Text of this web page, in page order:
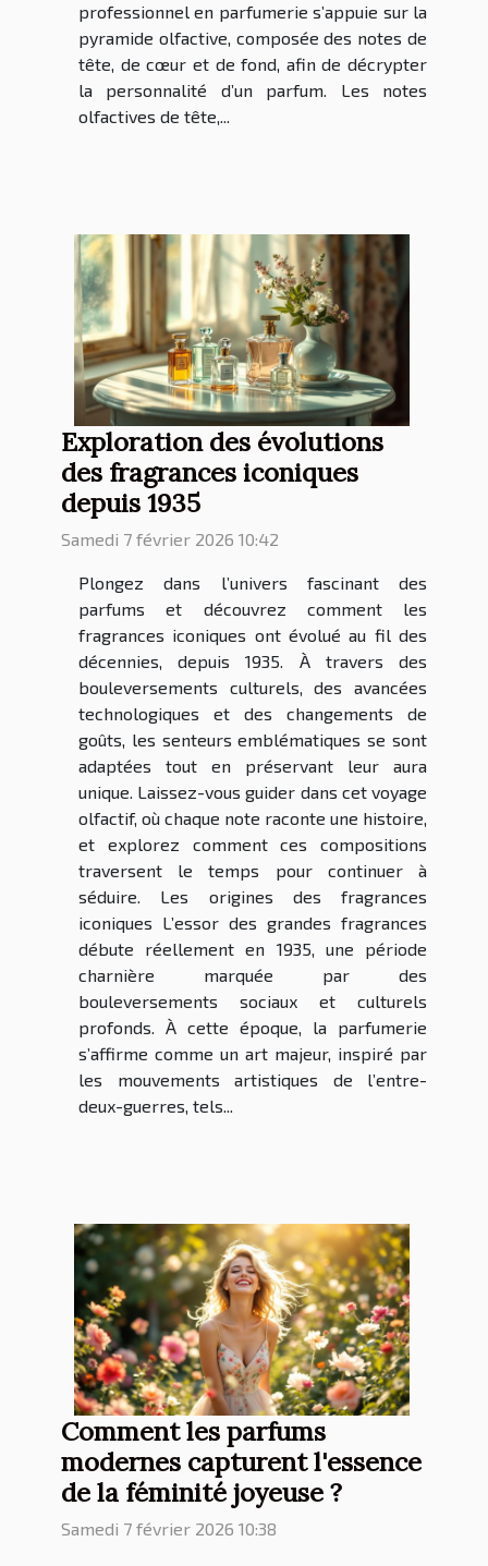
professionnel en parfumerie s’appuie sur la
pyramide olfactive, composée des notes de
tête, de cœur et de fond, afin de décrypter
la personnalité d’un parfum. Les notes
olfactives de tête,...
Exploration des évolutions
des fragrances iconiques
depuis 1935
Samedi 7 février 2026 10:42
Plongez dans l’univers fascinant des
parfums et découvrez comment les
fragrances iconiques ont évolué au fil des
décennies, depuis 1935. À travers des
bouleversements culturels, des avancées
technologiques et des changements de
goûts, les senteurs emblématiques se sont
adaptées tout en préservant leur aura
unique. Laissez-vous guider dans cet voyage
olfactif, où chaque note raconte une histoire,
et explorez comment ces compositions
traversent le temps pour continuer à
séduire. Les origines des fragrances
iconiques L’essor des grandes fragrances
débute réellement en 1935, une période
charnière marquée par des
bouleversements sociaux et culturels
profonds. À cette époque, la parfumerie
s’affirme comme un art majeur, inspiré par
les mouvements artistiques de l’entre-
deux-guerres, tels...
Comment les parfums
modernes capturent l'essence
de la féminité joyeuse ?
Samedi 7 février 2026 10:38